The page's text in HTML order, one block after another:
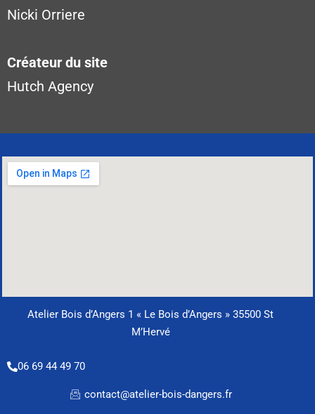
Nicki Orriere
Créateur du site
Hutch Agency
Atelier Bois d’Angers 1 « Le Bois d’Angers » 35500 St
M’Hervé
06 69 44 49 70
contact@atelier-bois-dangers.fr